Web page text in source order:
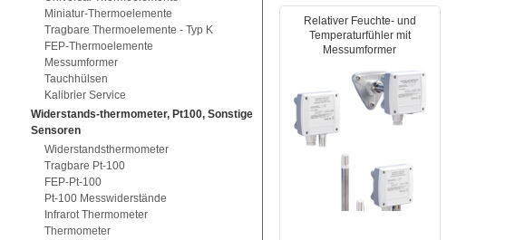
Miniatur-Thermoelemente
Tragbare Thermoelemente - Typ K
FEP-Thermoelemente
Messumformer
Tauchhülsen
Kalibrier Service
Widerstands-thermometer, Pt100, Sonstige
Sensoren
Widerstandsthermometer
Tragbare Pt-100
FEP-Pt-100
Pt-100 Messwiderstände
Infrarot Thermometer
Thermometer
Relativer Feuchte- und
Temperaturfühler mit
Messumformer